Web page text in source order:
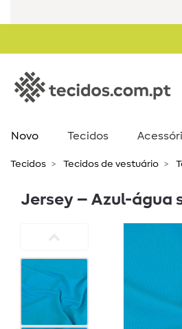
Novo Tecidos
Tecidos Tecidos de vestuário
Jersey – Azul-água